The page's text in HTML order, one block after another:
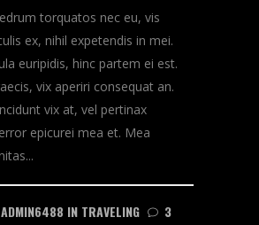
torquatos nec eu, vis
ex, nihil expetendis in mei.
euripidis, hinc partem ei est.
vix aperiri consequat an.
vix at, vel pertinax
epicurei mea et. Mea
ADMIN6488 IN TRAVELING
3